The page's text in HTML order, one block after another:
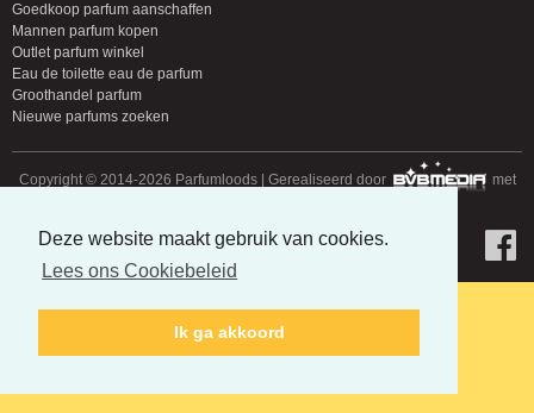
Deze website maakt gebruik van cookies.
Lees ons Cookiebeleid
Ik ga akkoord
Goedkoop parfum aanschaffen
Mannen parfum kopen
Outlet parfum winkel
Eau de toilette eau de parfum
Groothandel parfum
Nieuwe parfums zoeken
Copyright © 2014-2026 Parfumloods | Gerealiseerd door met